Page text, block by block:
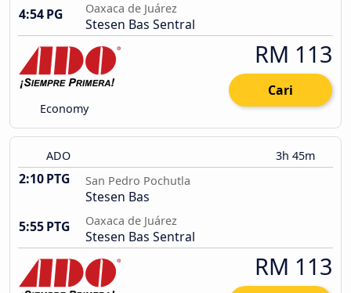
4:54 PG
Oaxaca de Juárez
Stesen Bas Sentral
Economy
RM 113
Cari
ADO 3h 45m
2:10 PTG San Pedro Pochutla
Stesen Bas
5:55 PTG
Oaxaca de Juárez
Stesen Bas Sentral
RM 113